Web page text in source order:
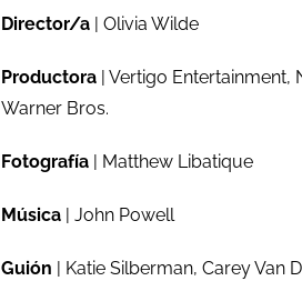
Director/a | Olivia Wilde
Productora | Vertigo Entertainment,
Warner Bros.
Fotografía | Matthew Libatique
Música | John Powell
Guión | Katie Silberman, Carey Van